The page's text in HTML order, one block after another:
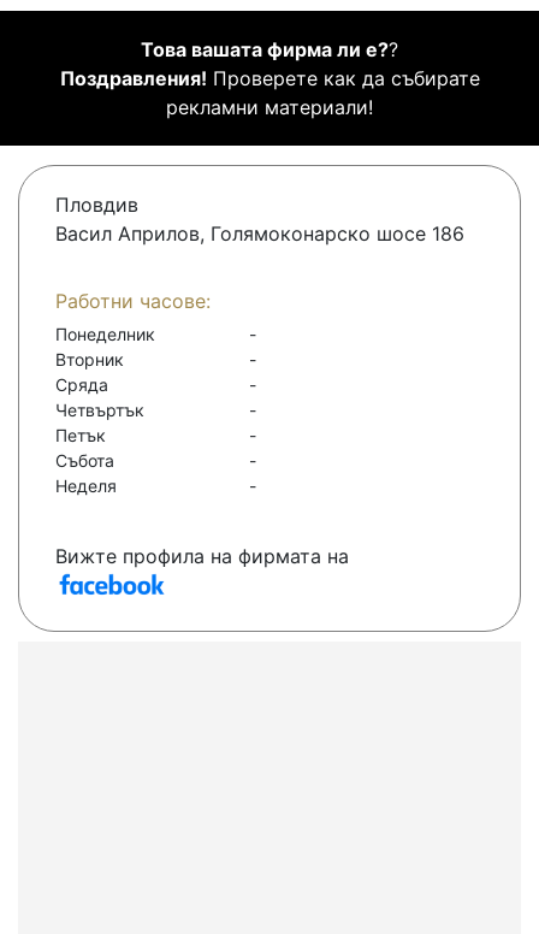
Това вашата фирма ли е??
Поздравления! Проверете как да събирате
рекламни материали!
Пловдив
Васил Априлов, Голямоконарско шосе 186
Работни часове:
Понеделник
-
Вторник
-
Сряда
-
Четвъртък
-
Петък
-
Събота
-
Неделя
-
Вижте профила на фирмата на